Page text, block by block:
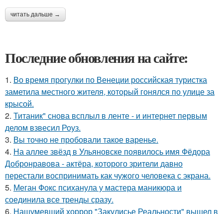
читать дальше →
Последние обновления на сайте:
1. Во время прогулки по Венеции российская туристка
заметила местного жителя, который гонялся по улице за
крысой.
2. Титаник" снова всплыл в ленте - и интернет первым
делом взвесил Роуз.
3. Вы точно не пробовали такое варенье.
4. На аллее звёзд в Ульяновске появилось имя Фёдора
Добронравова - актёра, которого зрители давно
перестали воспринимать как чужого человека с экрана.
5. Меган Фокс психанула у мастера маникюра и
соединила все тренды сразу.
6. Нашумевший хоррор "Закулисье Реальности" вышел в